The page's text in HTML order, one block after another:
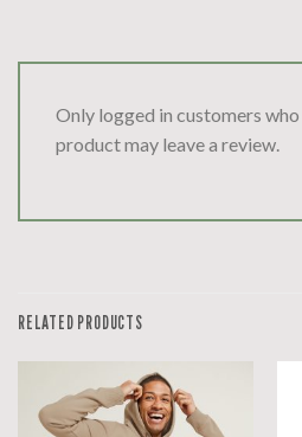
Only logged in customers
product may leave a review.
RELATED PRODUCTS